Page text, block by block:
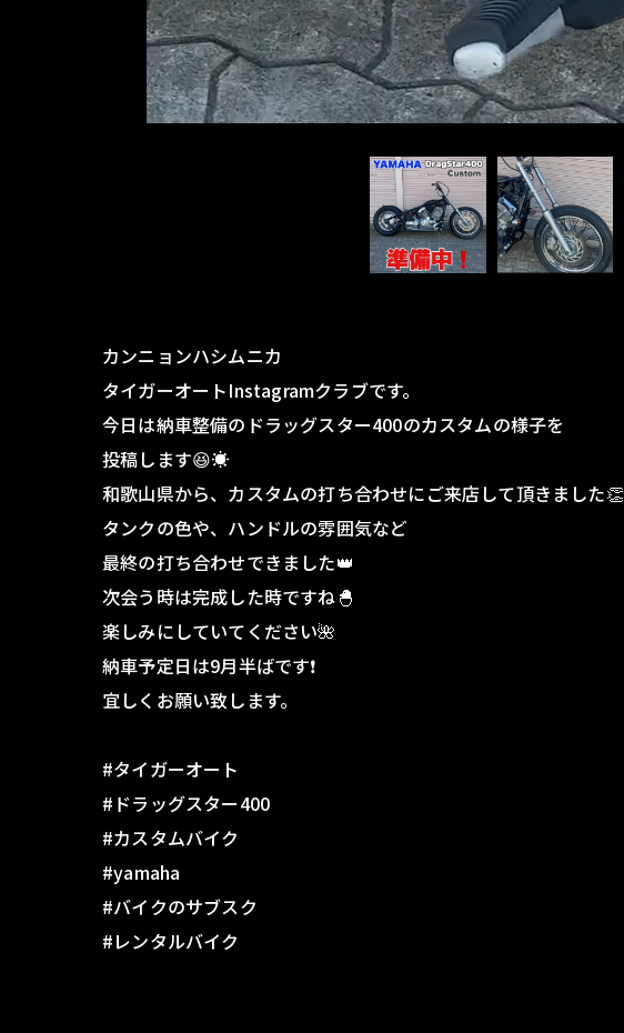
カンニョンハシムニカ
タイガーオートInstagramクラブです。
今日は納車整備のドラッグスター400のカスタムの様子を
投稿します😆☀️
和歌山県から、カスタムの打ち合わせにご来店して頂きました👏
タンクの色や、ハンドルの雰囲気など
最終の打ち合わせできました👑
次会う時は完成した時ですね🐣
楽しみにしていてください🌺
納車予定日は9月半ばです❗️
宜しくお願い致します。
#タイガーオート
#ドラッグスター400
#カスタムバイク
#yamaha
#バイクのサブスク
#レンタルバイク